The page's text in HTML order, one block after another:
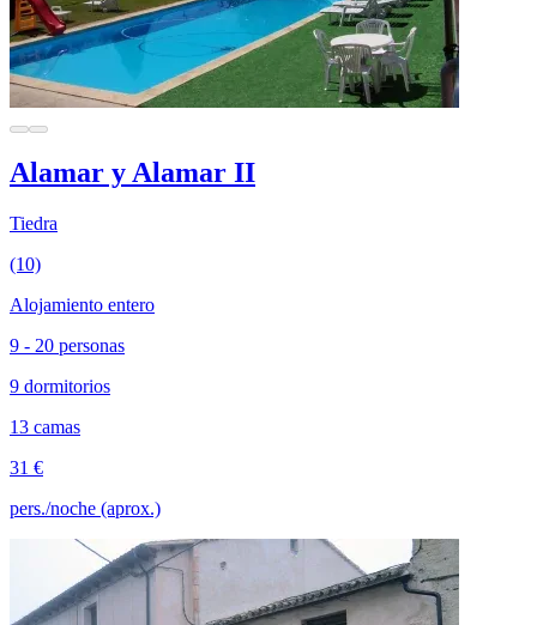
Alamar y Alamar II
Tiedra
(10)
Alojamiento entero
9 - 20 personas
9 dormitorios
13 camas
31 €
pers./noche (aprox.)